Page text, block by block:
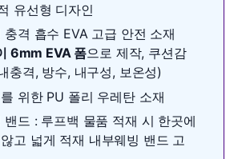
유선형 디자인
충격 흡수 EVA 고급 안전 소재
6mm EVA 폼으로 제작, 쿠션감
충격, 방수, 내구성, 보온성)
위한 PU 폴리 우레탄 소재
밴드 : 루프백 물품 적재 시 한곳에
고 넓게 적재 내부웨빙 밴드 고